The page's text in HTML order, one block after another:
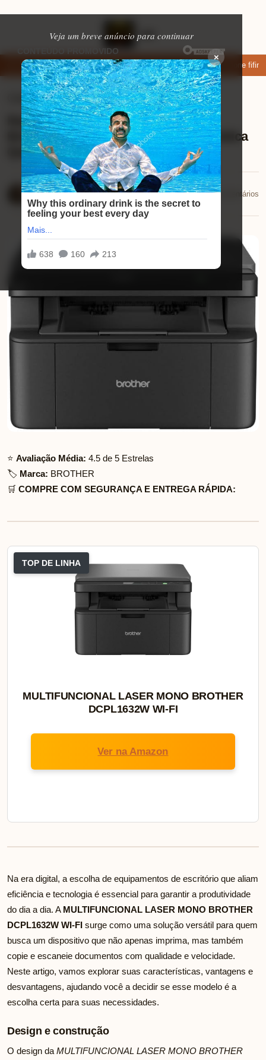
Veja um breve anúncio para continuar
×
apps de namoro que permitem enviar fotos e vídeos Microfone fifine
Celulares ⏱ 8 min de leitura
Review Multifuncional Laser Mono
Brother DCP-L1632W: A Solução Prática
Que Você Precisa!
Mariana Souza
16/11/2025
📅 16/11/2025💬 0 comentários
⭐ Avaliação Média: 4.5 de 5 Estrelas
🏷️ Marca: BROTHER
🛒 COMPRE COM SEGURANÇA E ENTREGA RÁPIDA:
TOP DE LINHA
MULTIFUNCIONAL LASER MONO BROTHER
DCPL1632W WI-FI
Ver na Amazon
Na era digital, a escolha de equipamentos de escritório que aliam
eficiência e tecnologia é essencial para garantir a produtividade
do dia a dia. A MULTIFUNCIONAL LASER MONO BROTHER
DCPL1632W WI-FI surge como uma solução versátil para quem
busca um dispositivo que não apenas imprima, mas também
copie e escaneie documentos com qualidade e velocidade.
Neste artigo, vamos explorar suas características, vantagens e
desvantagens, ajudando você a decidir se esse modelo é a
escolha certa para suas necessidades.
Design e construção
O design da MULTIFUNCIONAL LASER MONO BROTHER